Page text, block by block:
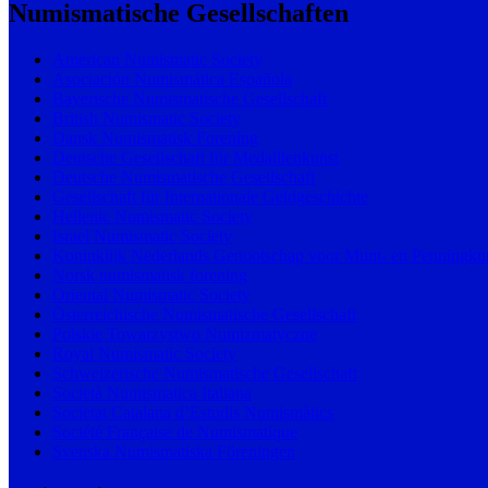
Numismatische Gesellschaften
American Numismatic Society
Asociación Numismática Española
Bayerische Numismatische Gesellschaft
British Numismatic Society
Dansk Numismatisk Forening
Deutsche Gesellschaft für Medaillenkunst
Deutsche Numismatische Gesellschaft
Gesellschaft für Internationale Geldgeschichte
Hellenic Numismatic Society
Israel Numismatic Society
Koninklijk Nederlands Genootschap voor Munt- en
Norsk numismatisk forening
Oriental Numismatic Society
Österreichische Numismatische Gesellschaft
Polskie Towarzystwo Numizmatyczne
Royal Numismatic Society
Schweizerische Numismatische Gesellschaft
Società Numismatica Italiana
Societat Catalana d’Estudis Numismàtics
Société Française de Numismatique
Svenska Numismatiska Föreningen